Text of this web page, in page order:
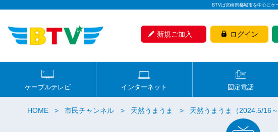
BTVは宮崎県都城市を中心にケ
新規ご加入 ログイン
ケーブルテレビ インターネット 固定電話
HOME 市民チャンネル 天然うまうま 天然うまうま（2024.5/16～